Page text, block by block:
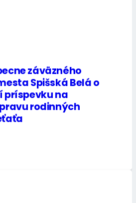
záväzného
Spišská Belá o
príspevku na
rodinných